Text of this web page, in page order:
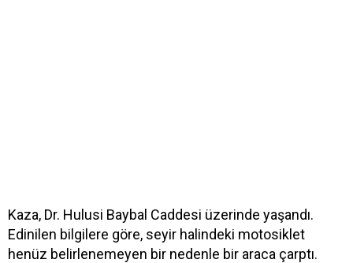
Kaza, Dr. Hulusi Baybal Caddesi üzerinde yaşandı.
Edinilen bilgilere göre, seyir halindeki motosiklet
henüz belirlenemeyen bir nedenle bir araca çarptı.